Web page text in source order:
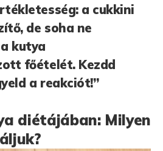
a cukkini
de soha ne
kutya
főételét. Kezdd
a reakciót!”
diétájában: Milyen